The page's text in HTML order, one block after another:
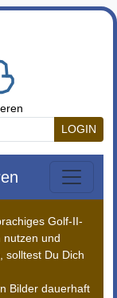
LOGIN
Golf-II-
nutzen und
solltest Du Dich
Bilder dauerhaft